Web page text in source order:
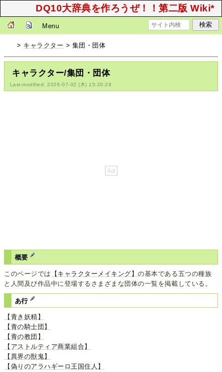
DQ10大辞典を作ろうぜ！！第二版 Wiki*
Menu
> キャラクター > 集団・団体
キャラクター/集団・団体
Last-modified: 2026-07-02 (木) 15:20:28
概要
このページでは 【キャラクターメイキング】の基本である五つの種族
と人間及び作品中に登場するさまざまな団体の一覧を掲載している。
あ行
【青き妖精】
【青の騎士団】
【青の教団】
【アストルティア商業組合】
【異界の獣鬼】
【偽りのアラハギーロ王国住人】